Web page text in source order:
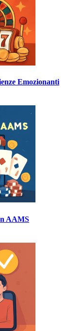
Emozionanti
AAMS